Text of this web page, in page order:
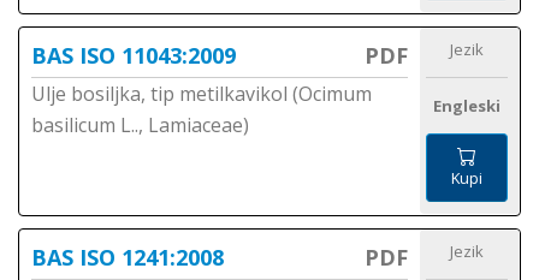
BAS ISO 11043:2009 PDF
Ulje bosiljka, tip metilkavikol (Ocimum
basilicum L.., Lamiaceae)
Jezik
Engleski
Kupi
BAS ISO 1241:2008 PDF Jezik